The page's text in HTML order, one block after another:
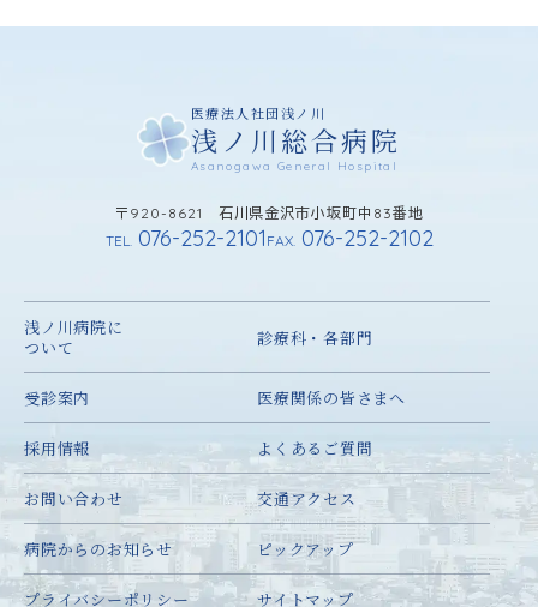
医療法人社団浅ノ川
浅ノ川総合病院
Asanogawa General Hospital
〒920-8621 石川県金沢市小坂町中83番地
TEL.076-252-2101 FAX.076-252-2102
浅ノ川病院に
ついて
診療科・各部門
受診案内 医療関係の皆さまへ
採用情報 よくあるご質問
お問い合わせ 交通アクセス
病院からのお知らせ ピックアップ
プライバシーポリシー サイトマップ